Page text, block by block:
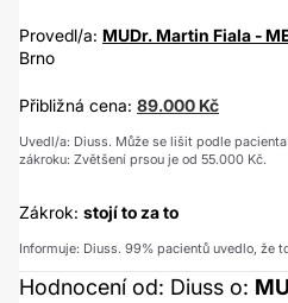
Provedl/a: MUDr. Martin Fiala -
Brno
Přibližná cena: 89.000 Kč
Uvedl/a: Diuss. Může se lišit podle
zákroku: Zvětšení prsou je od 55.000 Kč.
Zákrok: stojí to za to
Informuje: Diuss. 99% pacientů uvedlo, že
Hodnocení od: Diuss o: